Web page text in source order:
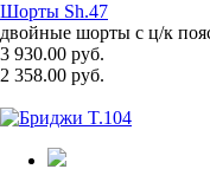
Шорты Sh.47
двойные шорты с ц/к
3 930.00 руб.
2 358.00 руб.